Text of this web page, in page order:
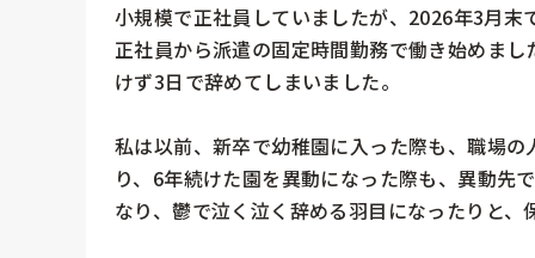
小規模で正社員していましたが、2026年3月
正社員から派遣の固定時間勤務で働き始めま
けず3日で辞めてしまいました。
私は以前、新卒で幼稚園に入った際も、職場
り、6年続けた園を異動になった際も、異動先
なり、鬱で泣く泣く辞める羽目になったりと